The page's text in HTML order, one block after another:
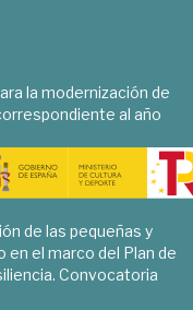
la modernización de
al año
de las pequeñas y
el marco del Plan de
Convocatoria